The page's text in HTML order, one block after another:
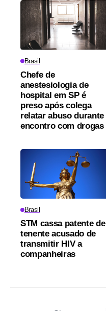
Brasil
Chefe de
anestesiologia de
hospital em SP é
preso após colega
relatar abuso durante
encontro com drogas
Brasil
STM cassa patente de
tenente acusado de
transmitir HIV a
companheiras